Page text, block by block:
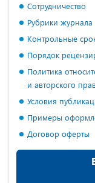
Сотрудничество
Рубрики журнала
Контрольные
Порядок
Политика
и авторского
Условия
Примеры
Договор оферты